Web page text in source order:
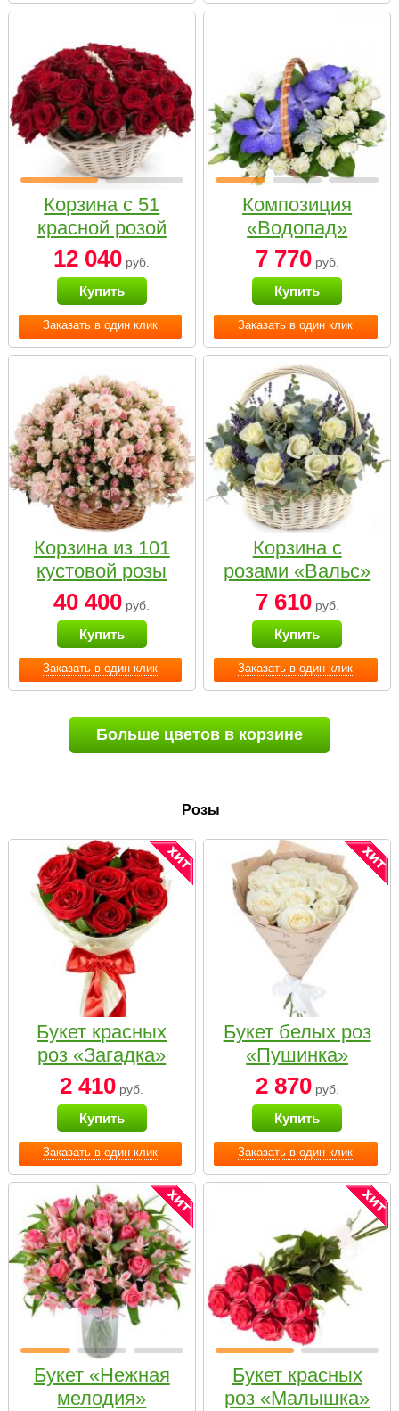
Заказать в один клик
Корзина с 51
красной розой
12 040 руб.
Купить
Заказать в один клик
Композиция
«Водопад»
7 770руб.
Купить
Заказать в один клик
Корзина из 101
кустовой розы
нежных тонов
40 400 руб.
Купить
Заказать в один клик
Корзина с
розами «Вальс»
7 610руб.
Купить
Больше цветов в корзине
Розы
Заказать в один клик
Букет красных
роз «Загадка»
2 410 руб.
Купить
Заказать в один клик
Букет белых роз
«Пушинка»
2 870руб.
Купить
Букет «Нежная
мелодия»
Букет красных
роз «Малышка»